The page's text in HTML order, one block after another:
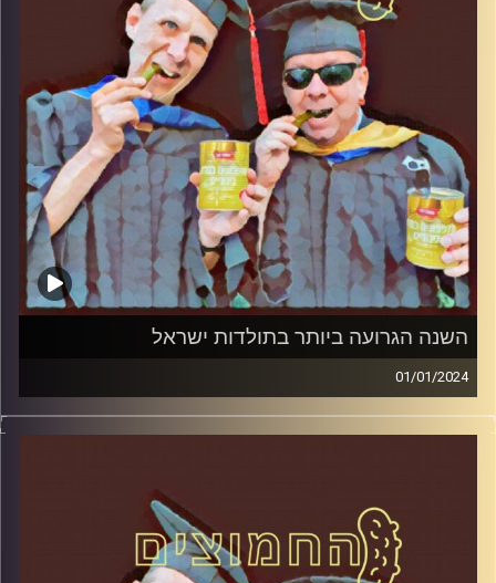
השנה הגרועה ביותר בתולדות ישראל
01/01/2024
המערכת הפוליטית על ספת הפסיכולוג, עם פרופסור בועז בן-
דוד ופרופסור גלעד הירשברגר.